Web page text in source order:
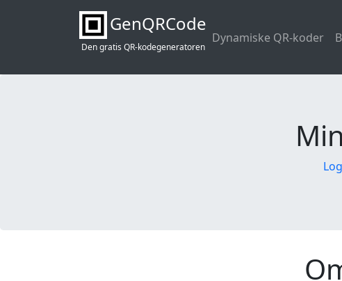
GenQRCode
Den gratis QR-kodegeneratoren
Dynamiske QR-koder